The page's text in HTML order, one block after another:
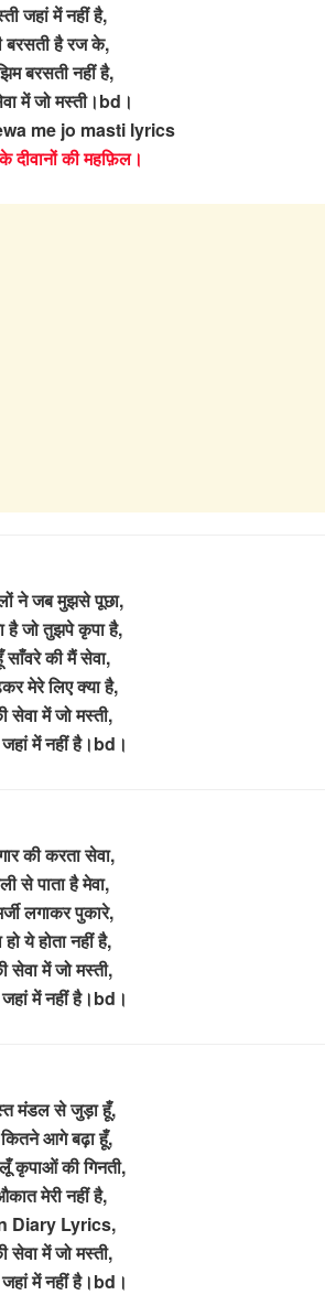
जहां में नहीं है,
बरसती है रज के,
बरसती नहीं है,
में जो मस्ती।bd।
me jo masti lyrics
दीवानों की महफ़िल।
ने जब मुझसे पूछा,
है जो तुझपे कृपा है,
साँवरे की मैं सेवा,
मेरे लिए क्या है,
सेवा में जो मस्ती,
जहां में नहीं है।bd।
की करता सेवा,
से पाता है मेवा,
लगाकर पुकारे,
ये होता नहीं है,
सेवा में जो मस्ती,
जहां में नहीं है।bd।
मंडल से जुड़ा हूँ,
आगे बढ़ा हूँ,
लूँ कृपाओं की गिनती,
मेरी नहीं है,
Diary Lyrics,
सेवा में जो मस्ती,
जहां में नहीं है।bd।